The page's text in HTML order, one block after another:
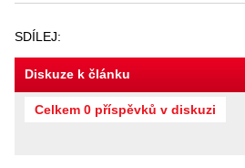
SDÍLEJ:
Diskuze k článku
Celkem 0 příspěvků v diskuzi